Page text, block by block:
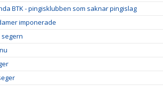
BTK - pingisklubben som saknar pingislag
imponerade